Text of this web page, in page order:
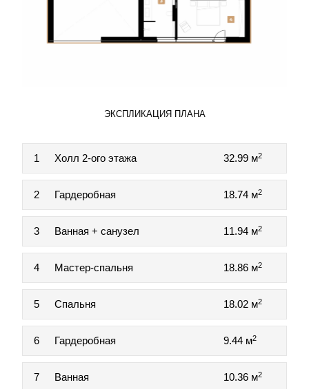
ЭКСПЛИКАЦИЯ ПЛАНА
1 Холл 2-ого этажа 32.99 м2
2 Гардеробная 18.74 м2
3 Ванная + санузел 11.94 м2
4 Мастер-спальня 18.86 м2
5 Спальня 18.02 м2
6 Гардеробная 9.44 м2
7 Ванная 10.36 м2